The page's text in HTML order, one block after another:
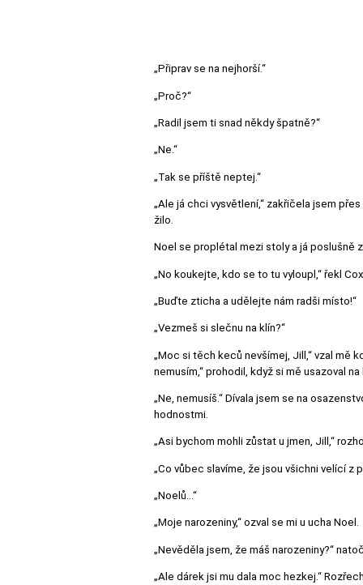
„Připrav se na nejhorší.“
„Proč?“
„Radil jsem ti snad někdy špatně?“
„Ne.“
„Tak se příště neptej.“
„Ale já chci vysvětlení,“ zakřičela jsem
žilo.
Noel se proplétal mezi stoly a já poslušně
„No koukejte, kdo se to tu vyloupl,“ řekl
„Buďte zticha a udělejte nám radši místo!“
„Vezmeš si slečnu na klín?“
„Moc si těch keců nevšímej, Jill,“ vzal mě
nemusím,“ prohodil, když si mě usazoval na
„Ne, nemusíš.“ Dívala jsem se na
hodnostmi.
„Asi bychom mohli zůstat u jmen, Jill,“
„Co vůbec slavíme, že jsou všichni velící z
„Noelů…“
„Moje narozeniny,“ ozval se mi u ucha Noel.
„Nevěděla jsem, že máš narozeniny?“
„Ale dárek jsi mu dala moc hezkej.“